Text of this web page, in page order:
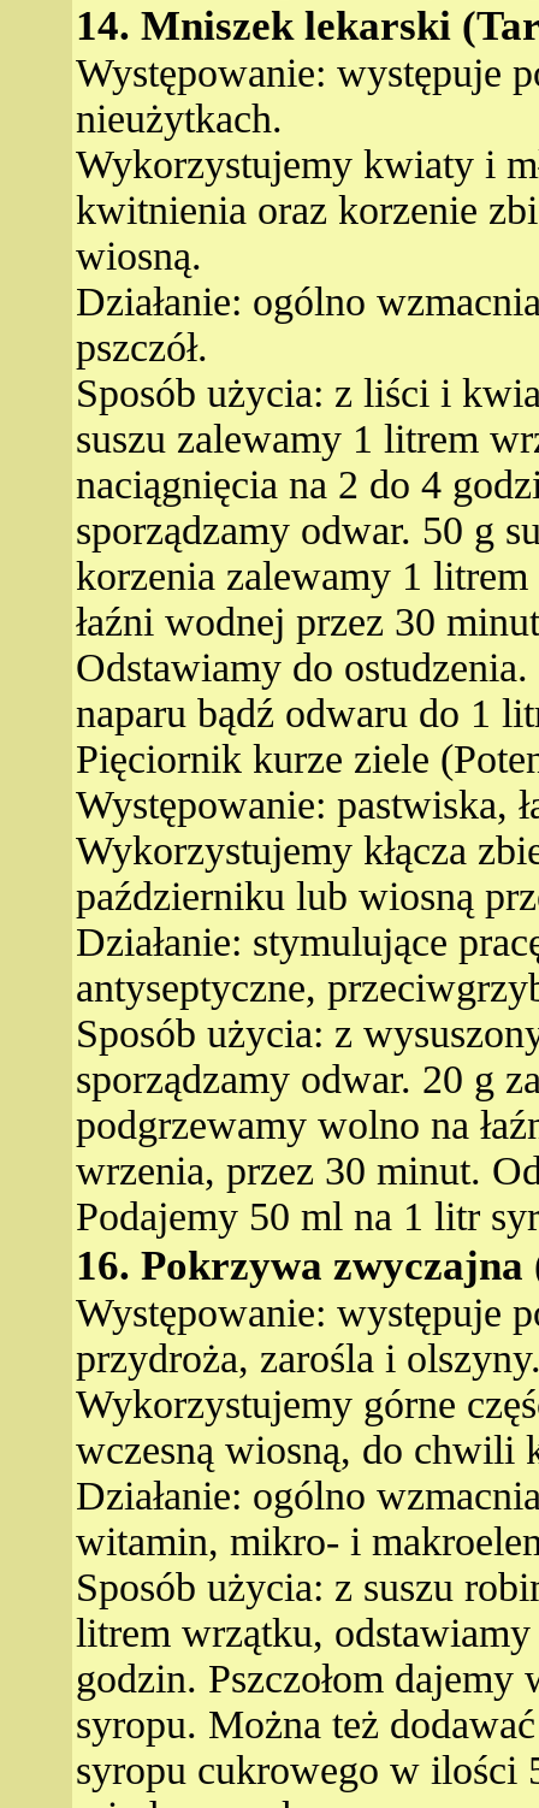
14. Mniszek lekarski
Występowanie: występuje
nieużytkach.
Wykorzystujemy kwiaty i
kwitnienia oraz korzenie
wiosną.
Działanie: ogólno
pszczół.
Sposób użycia: z liści i
suszu zalewamy 1 litrem
naciągnięcia na 2 do 4
sporządzamy odwar. 50 g
korzenia zalewamy 1
łaźni wodnej przez 30
Odstawiamy do
naparu bądź odwaru do 1
Pięciornik kurze ziele
Występowanie: pastwiska,
Wykorzystujemy kłącza
październiku lub wiosną
Działanie: stymulujące
antyseptyczne,
Sposób użycia: z
sporządzamy odwar. 20 g
podgrzewamy wolno na
wrzenia, przez 30 minut.
Podajemy 50 ml na 1 litr
16. Pokrzywa
Występowanie: występuje
przydroża, zarośla i
Wykorzystujemy górne
wczesną wiosną, do
Działanie: ogólno
witamin, mikro- i
Sposób użycia: z suszu
litrem wrzątku,
godzin. Pszczołom
syropu. Można też
syropu cukrowego w ilości